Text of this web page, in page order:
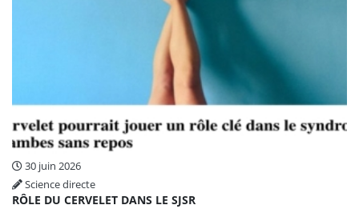
30 juin 2026
Science directe
RÔLE DU CERVELET DANS LE SJSR